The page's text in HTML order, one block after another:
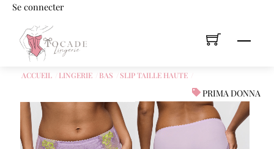
Se connecter
ACCUEIL LINGERIE BAS SLIP TAILLE HAUTE
PRIMA DONNA